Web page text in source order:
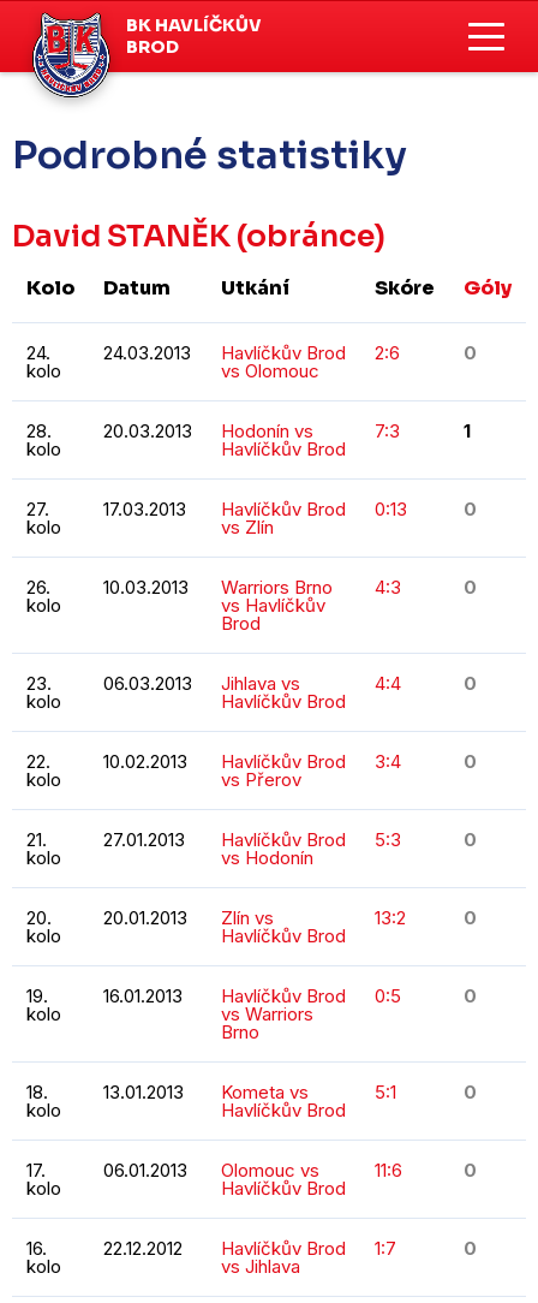
BK HAVLÍČKŮV
BROD
Podrobné statistiky
David STANĚK(obránce)
Kolo Datum Utkání Skóre Góly
24.
kolo
24.03.2013 Havlíčkův Brod
vs Olomouc
2:6 0
28.
kolo
20.03.2013 Hodonín vs
Havlíčkův Brod
7:3 1
27.
kolo
17.03.2013 Havlíčkův Brod
vs Zlín
0:13 0
26.
kolo
10.03.2013 Warriors Brno
vs Havlíčkův
Brod
4:3 0
23.
kolo
06.03.2013 Jihlava vs
Havlíčkův Brod
4:4 0
22.
kolo
10.02.2013 Havlíčkův Brod
vs Přerov
3:4 0
21.
kolo
27.01.2013 Havlíčkův Brod
vs Hodonín
5:3 0
20.
kolo
20.01.2013 Zlín vs
Havlíčkův Brod
13:2 0
19.
kolo
16.01.2013 Havlíčkův Brod
vs Warriors
Brno
0:5 0
18.
kolo
13.01.2013 Kometa vs
Havlíčkův Brod
5:1 0
17.
kolo
06.01.2013 Olomouc vs
Havlíčkův Brod
11:6 0
16.
kolo
22.12.2012 Havlíčkův Brod
vs Jihlava
1:7 0